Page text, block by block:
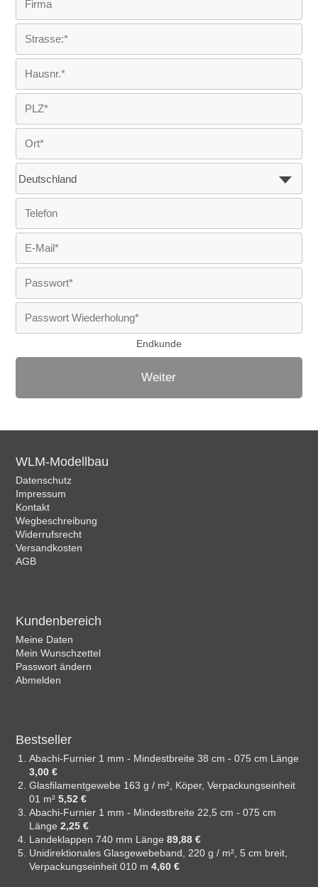
Endkunde
Weiter
WLM-Modellbau
Datenschutz
Impressum
Kontakt
Wegbeschreibung
Widerrufsrecht
Versandkosten
AGB
Kundenbereich
Meine Daten
Mein Wunschzettel
Passwort ändern
Abmelden
Bestseller
Abachi-Furnier 1 mm - Mindestbreite 38 cm - 075 cm Länge
3,00 €
Glasfilamentgewebe 163 g / m², Köper, Verpackungseinheit
01 m²5,52 €
Abachi-Furnier 1 mm - Mindestbreite 22,5 cm - 075 cm
Länge2,25 €
Landeklappen 740 mm Länge89,88 €
Unidirektionales Glasgewebeband, 220 g / m², 5 cm breit,
Verpackungseinheit 010 m4,60 €